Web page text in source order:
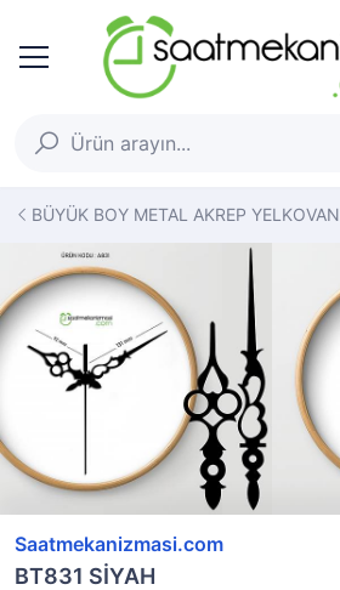
BÜYÜK BOY METAL AKREP YELKOVAN
Saatmekanizmasi.com
BT831 SİYAH